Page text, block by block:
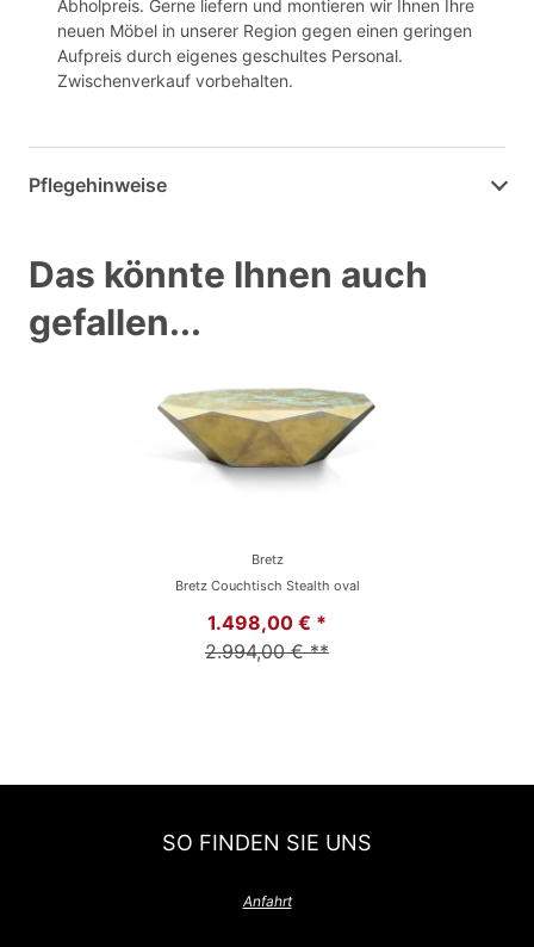
Abholpreis. Gerne liefern und montieren wir Ihnen Ihre
neuen Möbel in unserer Region gegen einen geringen
Aufpreis durch eigenes geschultes Personal.
Zwischenverkauf vorbehalten.
Pflegehinweise
Das könnte Ihnen auch
gefallen...
Bretz
Bretz Couchtisch Stealth oval
1.498,00 € *
2.994,00 € **
SO FINDEN SIE UNS
Anfahrt